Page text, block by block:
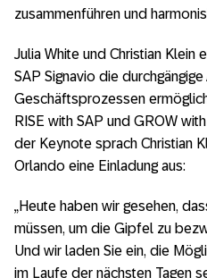
zusammenführen und
Julia White und Christian Klein
SAP Signavio die
Geschäftsprozessen
RISE with SAP und GROW
der Keynote sprach Christian
Orlando eine Einladung aus:
„Heute haben wir gesehen,
müssen, um die Gipfel zu
Und wir laden Sie ein, die
im Laufe der nächsten Tagen